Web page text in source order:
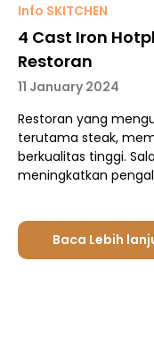
Info SKITCHEN
4 Cast Iron
Restoran
11 January 2024
Restoran yang
terutama steak,
berkualitas tinggi.
meningkatkan
Baca Lebih